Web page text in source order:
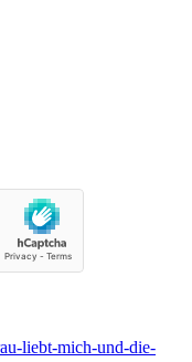
liebt-mich-und-die-